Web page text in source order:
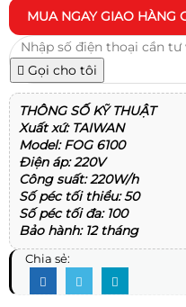
MUA NGAY GIAO HÀNG
Gọi cho tôi
THÔNG SỐ KỸ THUẬT
Xuất xứ: TAIWAN
Model: FOG 6100
Điện áp: 220V
Công suất: 220W/h
Số péc tối thiểu: 50
Số péc tối đa: 100
Bảo hành: 12 tháng
Chia sẻ: